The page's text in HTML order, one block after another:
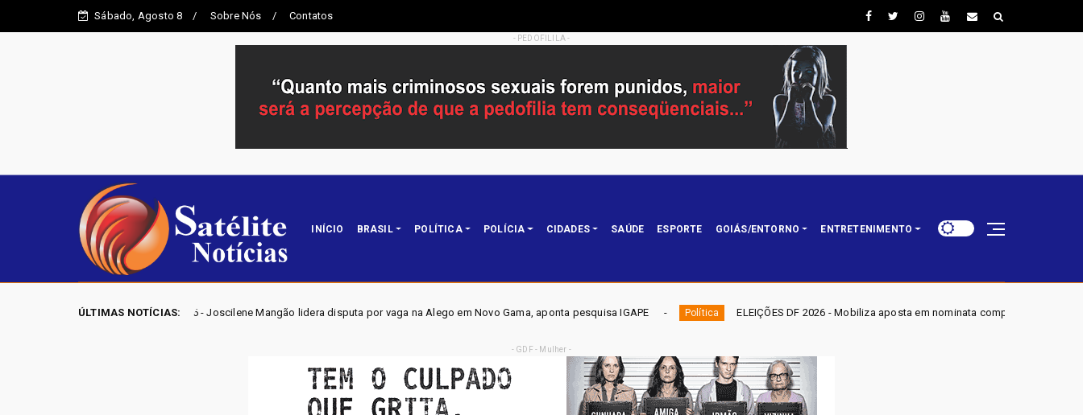
Sábado, Agosto 8 Sobre Nós Contatos
- PEDOFILILA -
INÍCIO BRASIL POLÍTICA POLÍCIA CIDADES SAÚDE ESPORTE GOIÁS/ENTORNO ENTRETENIMENTO
ÚLTIMAS NOTÍCIAS:
GO 2026 - Joscilene Mangão lidera disputa por vaga na Alego em Novo Gama, aponta pesquisa IGAPE Política ELEIÇÕES DF 2026 - Mobiliza aposta em nominata completa e mira eleger três deputados distritais
- GDF - Mulher -